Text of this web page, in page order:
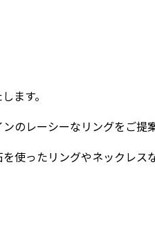
ます。
のレーシーなリングをご提
使ったリングやネックレス